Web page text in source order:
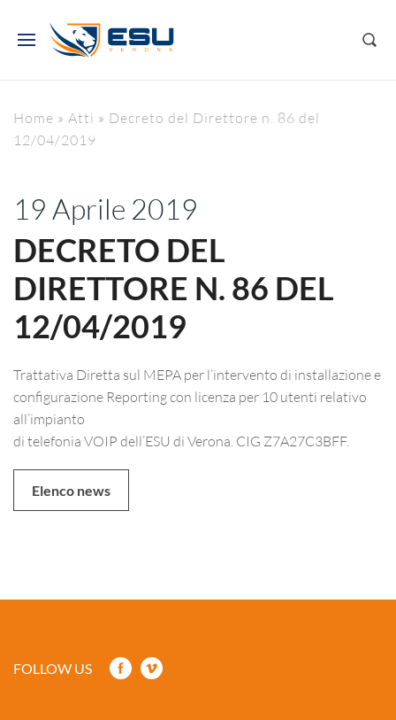
Home » Atti » Decreto del Direttore n. 86 del
12/04/2019
19 Aprile 2019
DECRETO DEL
DIRETTORE N. 86 DEL
12/04/2019
Trattativa Diretta sul MEPA per l’intervento di installazione e
configurazione Reporting con licenza per 10 utenti relativo
all’impianto
di telefonia VOIP dell’ESU di Verona. CIG Z7A27C3BFF.
Elenco news
FOLLOW US